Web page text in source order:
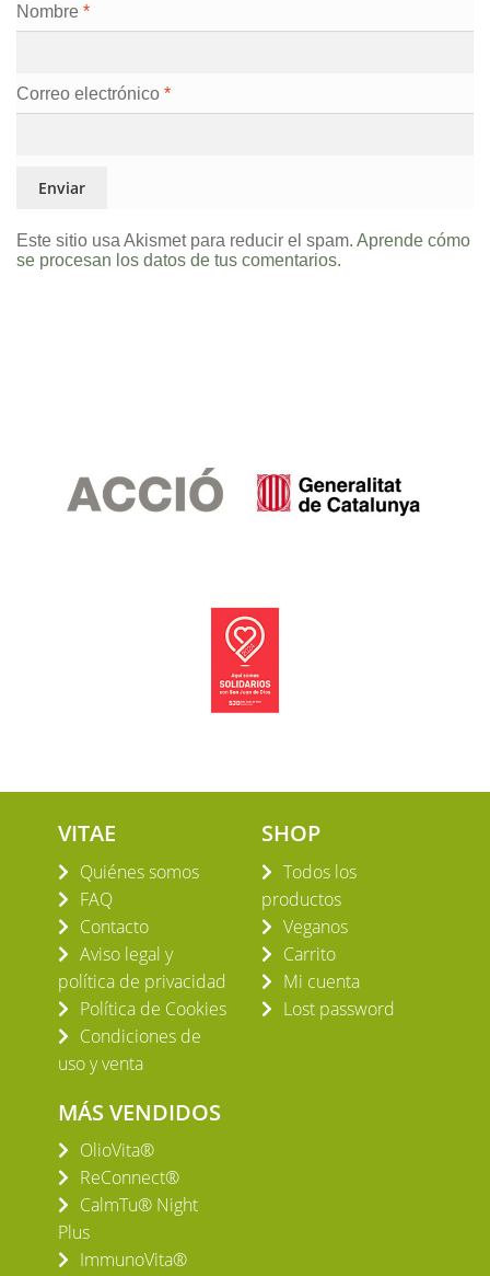
Nombre *
Correo electrónico *
Este sitio usa Akismet para reducir el spam. Aprende cómo
se procesan los datos de tus comentarios.
VITAE
Quiénes somos
FAQ
Contacto
Aviso legal y
política de privacidad
Política de Cookies
Condiciones de
uso y venta
SHOP
Todos los
productos
Veganos
Carrito
Mi cuenta
Lost password
MÁS VENDIDOS
OlioVita®
ReConnect®
CalmTu® Night
Plus
ImmunoVita®